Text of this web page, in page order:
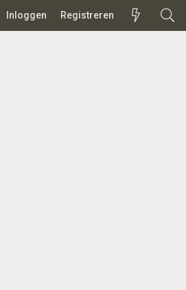
Inloggen Registreren